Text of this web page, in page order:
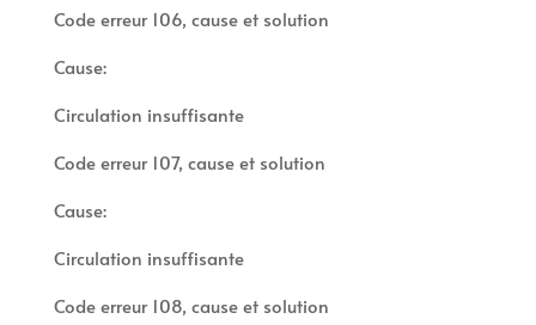
Code erreur 106, cause et solution
Cause:
Circulation insuffisante
Code erreur 107, cause et solution
Cause:
Circulation insuffisante
Code erreur 108, cause et solution